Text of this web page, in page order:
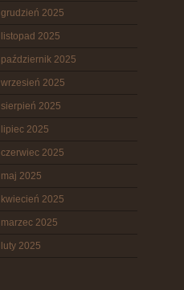
grudzień 2025
listopad 2025
październik 2025
wrzesień 2025
sierpień 2025
lipiec 2025
czerwiec 2025
maj 2025
kwiecień 2025
marzec 2025
luty 2025